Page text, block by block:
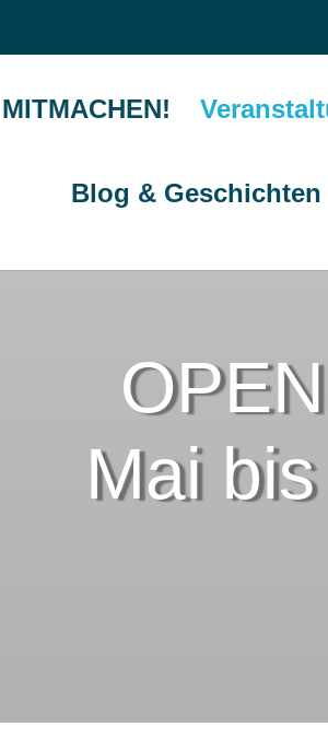
MITMACHEN!
Blog & Geschichten
Mai